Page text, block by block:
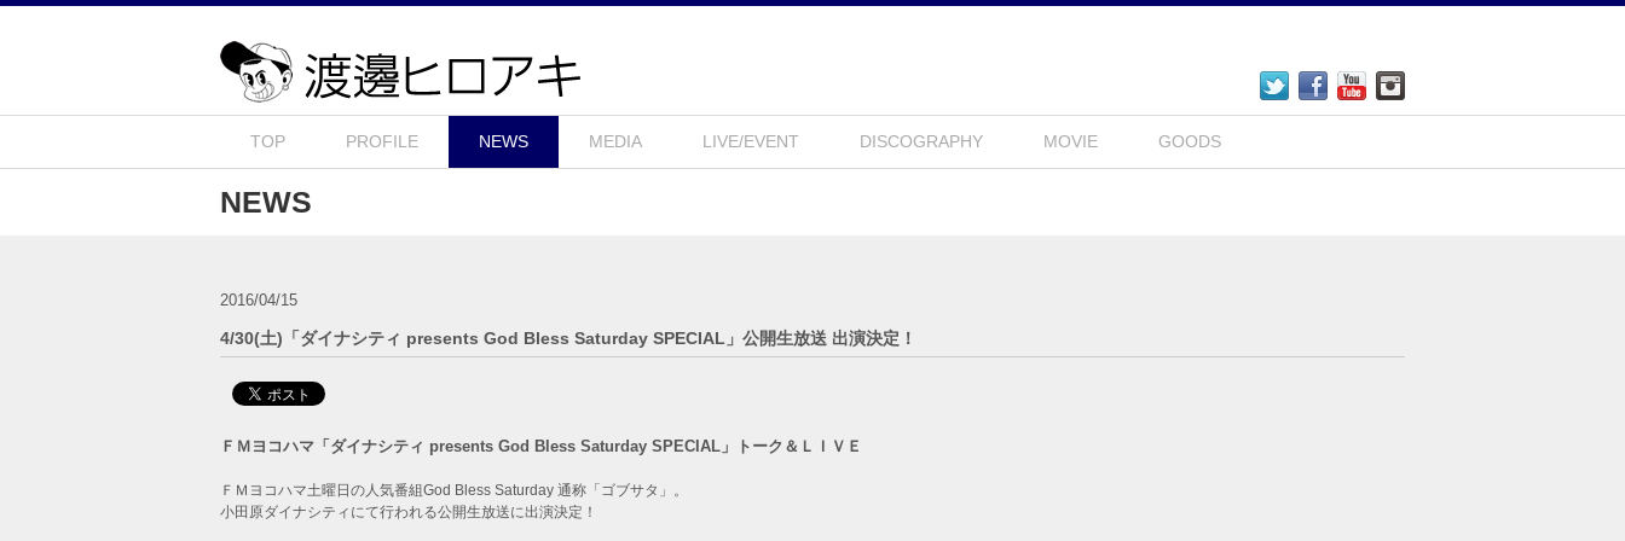
TOP PROFILE NEWS MEDIA LIVE/EVENT DISCOGRAPHY MOVIE GOODS
NEWS
2016/04/15
4/30(土)「ダイナシティ presents God Bless Saturday SPECIAL」公開生放送 出演決定！
ＦＭヨコハマ「ダイナシティ presents God Bless Saturday SPECIAL」トーク＆ＬＩＶＥ
ＦＭヨコハマ土曜日の人気番組God Bless Saturday 通称「ゴブサタ」。
小田原ダイナシティにて行われる公開生放送に出演決定！